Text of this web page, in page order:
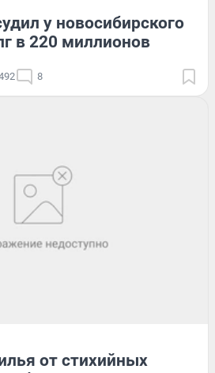
у новосибирского
в 220 миллионов
8
от стихийных